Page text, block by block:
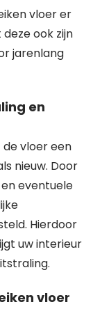
vloer er
ook zijn
jarenlang
en
vloer een
nieuw. Door
eventuele
Hierdoor
uw interieur
vloer